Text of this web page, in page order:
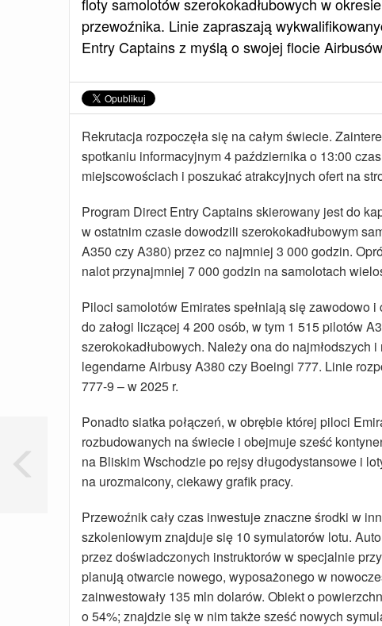
przewoźnika. Linie zapraszają
Entry Captains z myślą o swojej flocie
Rekrutacja rozpoczęła się na całym świecie.
spotkaniu informacyjnym 4 października o 13:00
miejscowościach i poszukać atrakcyjnych ofert na
Program Direct Entry Captains skierowany jest do
w ostatnim czasie dowodzili szerokokadłubowym
A350 czy A380) przez co najmniej 3 000 godzin.
nalot przynajmniej 7 000 godzin na samolotach
Piloci samolotów Emirates spełniają się zawodowo
do załogi liczącej 4 200 osób, w tym 1 515 pilotów
szerokokadłubowych. Należy ona do
legendarne Airbusy A380 czy Boeingi 777. Linie
777-9 – w 2025 r.
Ponadto siatka połączeń, w obrębie której piloci
rozbudowanych na świecie i obejmuje sześć
na Bliskim Wschodzie po rejsy długodystansowe i
na urozmaicony, ciekawy grafik pracy.
Przewoźnik cały czas inwestuje znaczne środki w
szkoleniowym znajduje się 10 symulatorów lotu.
przez doświadczonych instruktorów w specjalnie
planują otwarcie nowego, wyposażonego w
zainwestowały 135 mln dolarów. Obiekt o
o 54%; znajdzie się w nim także sześć nowych